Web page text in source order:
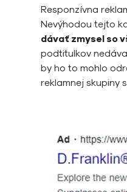
Responzívna
Nevýhodou tejto
dávať zmysel so
podtitulkov
by ho to mohlo
reklamnej skupiny